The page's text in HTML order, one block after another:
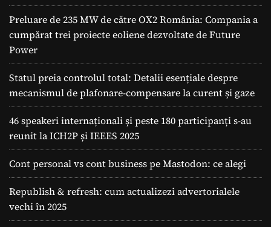
Preluare de 235 MW de către OX2 România: Compania a
cumpărat trei proiecte eoliene dezvoltate de Future
Power
Statul preia controlul total: Detalii esențiale despre
mecanismul de plafonare-compensare la curent și gaze
46 speakeri internaționali și peste 180 participanți s-au
reunit la ICH2P și IEEES 2025
Cont personal vs cont business pe Mastodon: ce alegi
Republish & refresh: cum actualizezi advertorialele
vechi în 2025